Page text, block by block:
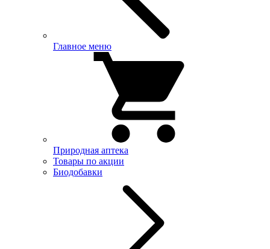
Главное меню
Природная аптека
Товары по акции
Биодобавки